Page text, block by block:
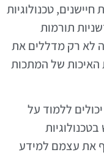
חיישנים, טכנולוגיות
תורמות
לא רק מדללים את
האיכות של המתכות
ללמוד על
את עצמם למידע